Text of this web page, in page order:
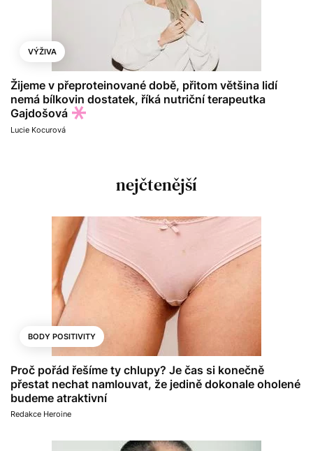
VÝŽIVA
Žijeme v přeproteinované době, přitom většina lidí
nemá bílkovin dostatek, říká nutriční terapeutka
Gajdošová
Lucie Kocurová
nejčtenější
BODY POSITIVITY
Proč pořád řešíme ty chlupy? Je čas si konečně
přestat nechat namlouvat, že jedině dokonale oholené
budeme atraktivní
Redakce Heroine